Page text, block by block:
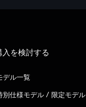
入を検討する
デル一覧
別仕様モデル / 限定モデル